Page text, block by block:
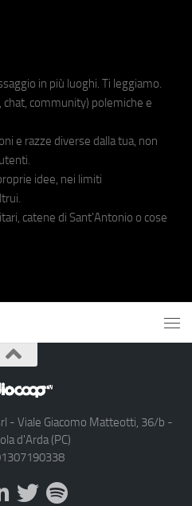
in più luoghi. Ti leggiamo.
chat, community) polemiche e
e razze diverse dalla tua, non
idee, nei limiti
catene di Sant'Antonio o cose
- Viale Giacomo Matteotti, 36/b -
d'Arda (PC)